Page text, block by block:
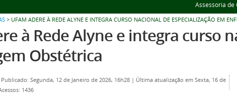
Assessoria de
> UFAM ADERE À REDE ALYNE E INTEGRA CURSO NACIONAL DE ESPECIALIZAÇÃO EM
à Rede Alyne e integra curso
Obstétrica
Publicado: Segunda, 12 de Janeiro de 2026, 16h28 | Última atualização em Sexta, 16 de
1436